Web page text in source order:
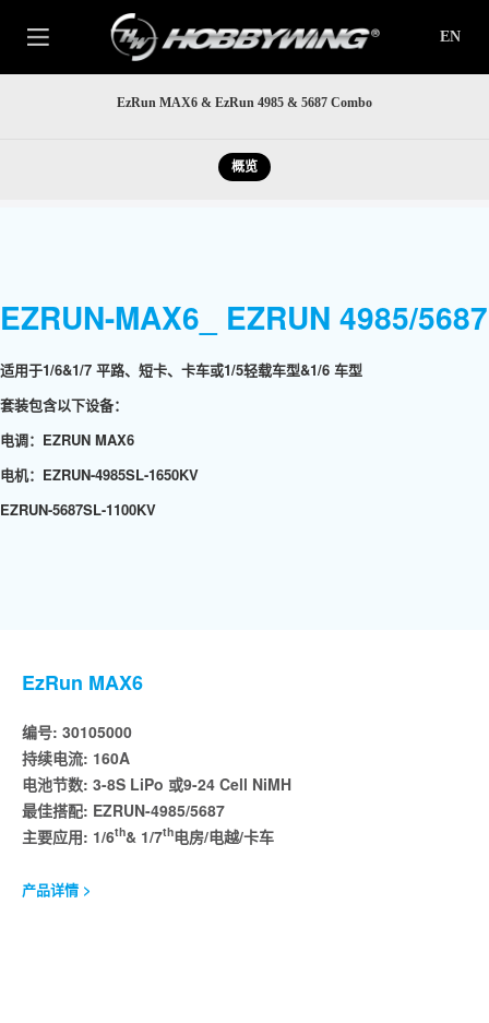
EN
EzRun MAX6 & EzRun 4985 & 5687 Combo
概览
EZRUN-MAX6_ EZRUN 4985/
适用于1/6&1/7 平路、短卡、卡车或1/5轻载车型&1/6 车型
套装包含以下设备：
电调：EZRUN MAX6
电机：EZRUN-4985SL-1650KV
EZRUN-5687SL-1100KV
EzRun MAX6
编号: 30105000
持续电流: 160A
电池节数: 3-8S LiPo 或9-24 Cell NiMH
最佳搭配: EZRUN-4985/5687
主要应用: 1/6th& 1/7th电房/电越/卡车
产品详情 >